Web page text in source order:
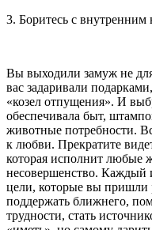
3. Боритесь с внутренним
Вы выходили замуж не
вас задаривали
«козел отпущения». И
обеспечивала быт,
животные потребности.
к любви. Прекратите
которая исполнит любые
несовершенство. Каждый
цели, которые вы пришли
поддержать ближнего,
трудности, стать